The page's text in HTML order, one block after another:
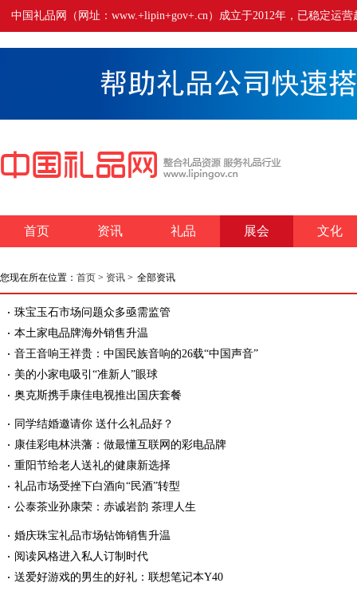
中国礼品网（网址：www.+lipin+gov+.cn）成立于2012年，已稳定运
首页 资讯 礼品 展会 文化
您现在所在位置： 首页 > 资讯 > 全部资讯
珠宝玉石市场问题众多亟需监管
本土家电品牌海外销售升温
音王音响王祥贵：中国民族音响的26载“中国声音”
美的小家电吸引“准新人”眼球
奥克斯携手康佳电视推出国庆套餐
同学结婚邀请你 送什么礼品好？
康佳彩电林洪藩：做最懂互联网的彩电品牌
重阳节给老人送礼的健康新选择
礼品市场受挫下白酒向“民酒”转型
公泰茶业孙康荣：赤诚岩韵 茶理人生
婚庆珠宝礼品市场钻饰销售升温
阅读风格进入私人订制时代
送爱好游戏的男生的好礼：联想笔记本Y40